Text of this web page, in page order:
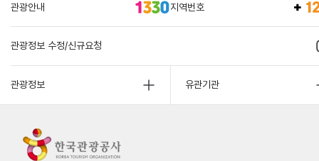
관광안내 지역번호
관광정보 수정/신규요청
관광정보 유관기관